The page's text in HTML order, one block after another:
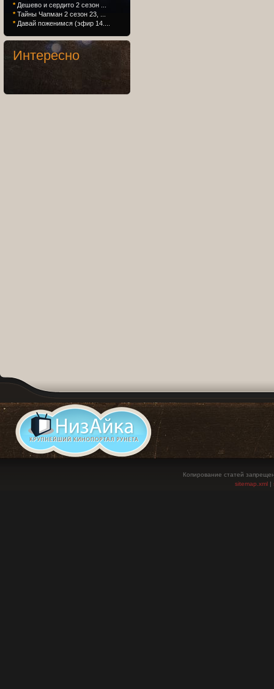
* Дешево и сердито 2 сезон ...
* Тайны Чапман 2 сезон 23, ...
* Давай поженимся (эфир 14....
Интересно
Копирование статей
sitemap.xml |